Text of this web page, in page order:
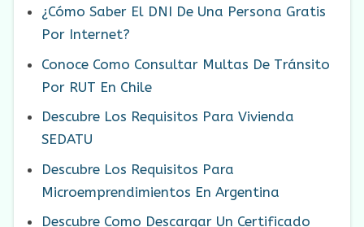
¿Cómo Saber El DNI De Una Persona Gratis
Por Internet?
Conoce Como Consultar Multas De Tránsito
Por RUT En Chile
Descubre Los Requisitos Para Vivienda
SEDATU
Descubre Los Requisitos Para
Microemprendimientos En Argentina
Descubre Como Descargar Un Certificado